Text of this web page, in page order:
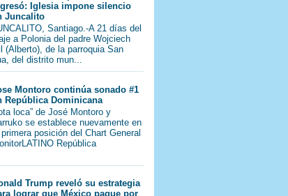
Iglesia impone silencio
Juncalito
Santiago.-A 21 días del
a Polonia del padre Wojciech
(Alberto), de la parroquia San
del distrito mun...
Montoro continúa sonado #1
República Dominicana
loca” de José Montoro y
se establece nuevamente en
primera posición del Chart General
República
Trump reveló su estrategia
lograr que México pague por